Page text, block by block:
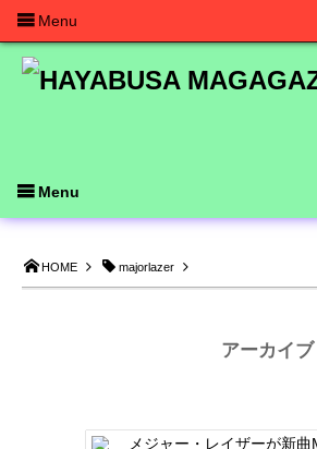
HOME majorlazer
アーカイ
Menu
Menu